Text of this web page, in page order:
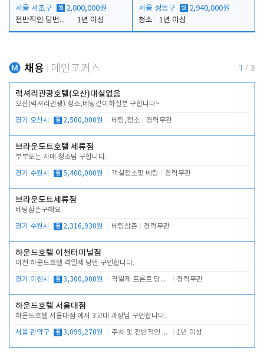
서울 서초구 월 2,800,000원
전반적인 당번업무
1년 이상
서울 성동구 월 2,940,000원
청소
1년 이상
채용 메인포커스 1 / 3
럭셔리관광호텔(오산)대실없음
오산(럭셔리관광) 청소,베팅같이하실분 구합니다~
경기 오산시 월 2,500,000원 베팅,청소 경력무관
브라운도트호텔 세류점
부부또는 자매 청소팀 구합니다.
경기 수원시 월 5,400,000원 객실청소및 베팅 경력무관
브라운도트세류점
베팅삼촌구해요
경기 수원시 월 2,316,930원 베팅삼촌 경력무관
하운드호텔 이천터미널점
이천 하운드호텔 격일제 당번 구인합니다.
경기 이천시 월 3,300,000원 격일제 프론트 당번 업무로 주차 및 객실 점검 경력무관
하운드호텔 서울대점
하운드호텔 서울대점 에서 3교대 과장님 구인합니다.
서울 관악구 월 3,099,270원 주차 및 전반적인 당번업무 1년 이상